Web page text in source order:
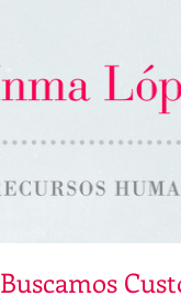
Buscamos